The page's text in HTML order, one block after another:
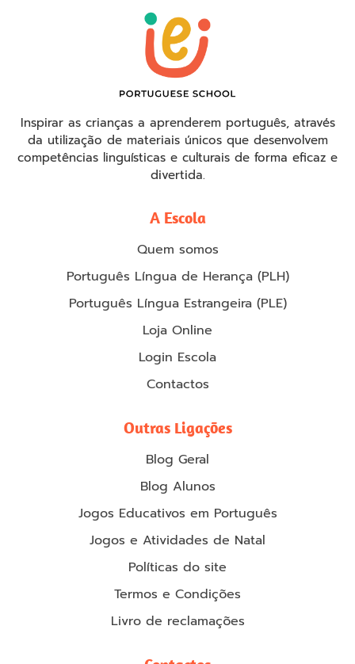
Inspirar as crianças a aprenderem português, através
da utilização de materiais únicos que desenvolvem
competências linguísticas e culturais de forma eficaz e
divertida.
A Escola
Quem somos
Português Língua de Herança (PLH)
Português Língua Estrangeira (PLE)
Loja Online
Login Escola
Contactos
Outras Ligações
Blog Geral
Blog Alunos
Jogos Educativos em Português
Jogos e Atividades de Natal
Políticas do site
Termos e Condições
Livro de reclamações